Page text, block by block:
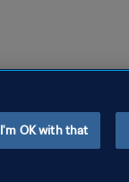
I'm OK with that